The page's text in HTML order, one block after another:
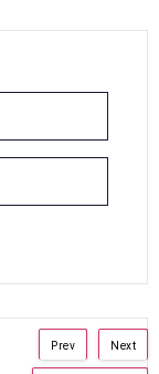
Next
Prev